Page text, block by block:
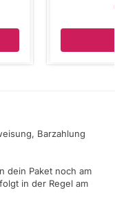
Barzahlung
dein Paket noch am
in der Regel am